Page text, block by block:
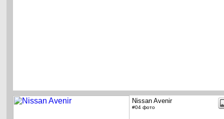
Nissan Avenir
#04 фото